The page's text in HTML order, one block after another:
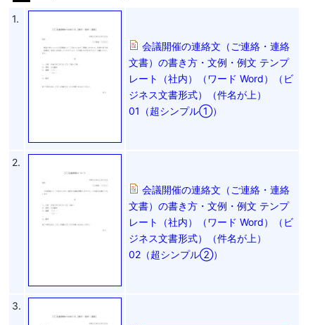
1.
会議開催の連絡文（ご連絡・連絡
文書）の書き方・文例・例文 テンプ
レート（社内）（ワード Word）（ビ
ジネス文書形式）（件名が上）
01（超シンプル①）
2.
会議開催の連絡文（ご連絡・連絡
文書）の書き方・文例・例文 テンプ
レート（社内）（ワード Word）（ビ
ジネス文書形式）（件名が上）
02（超シンプル②）
3.